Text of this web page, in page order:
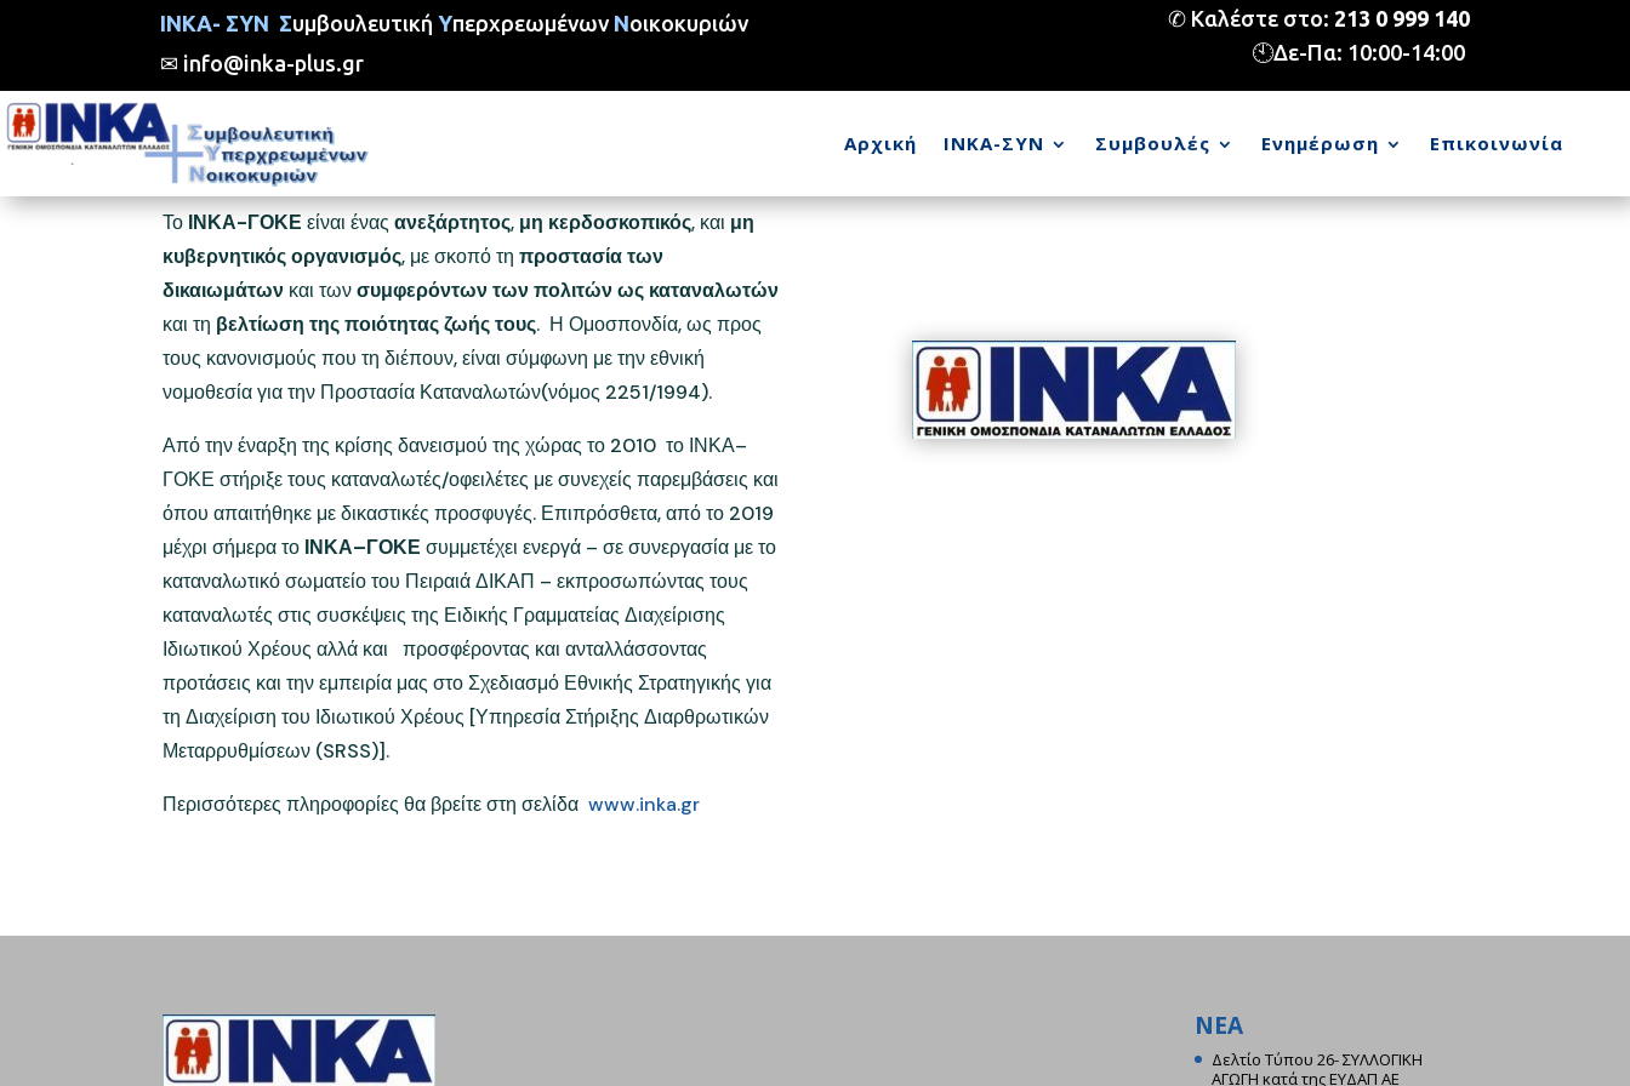
ΙΝΚΑ- ΣΥΝ Συμβουλευτική Υπερχρεωμένων Νοικοκυριών
✉ info@inka-plus.gr
✆ Καλέστε στο: 213 0 999 140
🕙Δε-Πα: 10:00-14:00
Αρχική ΙΝΚΑ-ΣΥΝ Συμβουλές Ενημέρωση Επικοινωνία
Σχετικά με το ΙΝΚΑ- ΓΟΚΕ
Το ΙΝΚΑ-ΓΟΚΕ είναι έναςανεξάρτητος, μη κερδοσκοπικός, και μη
κυβερνητικός οργανισμός, με σκοπό τηπροστασία των
δικαιωμάτων και τωνσυμφερόντων των πολιτών ως καταναλωτών
και τη βελτίωση της ποιότητας ζωής τους. Η Ομοσπονδία, ως προς
τους κανονισμούς που τη διέπουν, είναι σύμφωνη με την εθνική
νομοθεσία για την Προστασία Καταναλωτών(νόμος 2251/1994).
Από την έναρξη της κρίσης δανεισμού της χώρας το 2010 το ΙΝΚΑ–
ΓΟΚΕ στήριξε τους καταναλωτές/οφειλέτες με συνεχείς παρεμβάσεις και
όπου απαιτήθηκε με δικαστικές προσφυγές. Επιπρόσθετα, από το 2019
μέχρι σήμερα το ΙΝΚΑ–ΓΟΚΕ συμμετέχει ενεργά – σε συνεργασία με το
καταναλωτικό σωματείο του Πειραιά ΔΙΚΑΠ – εκπροσωπώντας τους
καταναλωτές στις συσκέψεις της Ειδικής Γραμματείας Διαχείρισης
Ιδιωτικού Χρέους αλλά και προσφέροντας και ανταλλάσσοντας
προτάσεις και την εμπειρία μας στο Σχεδιασμό Εθνικής Στρατηγικής για
τη Διαχείριση του Ιδιωτικού Χρέους [Υπηρεσία Στήριξης Διαρθρωτικών
Μεταρρυθμίσεων (SRSS)].
Περισσότερες πληροφορίες θα βρείτε στη σελίδαwww.inka.gr
ΝΕΑ
Δελτίο Τύπου 26- ΣΥΛΛΟΓΙΚΗ
ΑΓΩΓΗ κατά της ΕΥΔΑΠ ΑΕ